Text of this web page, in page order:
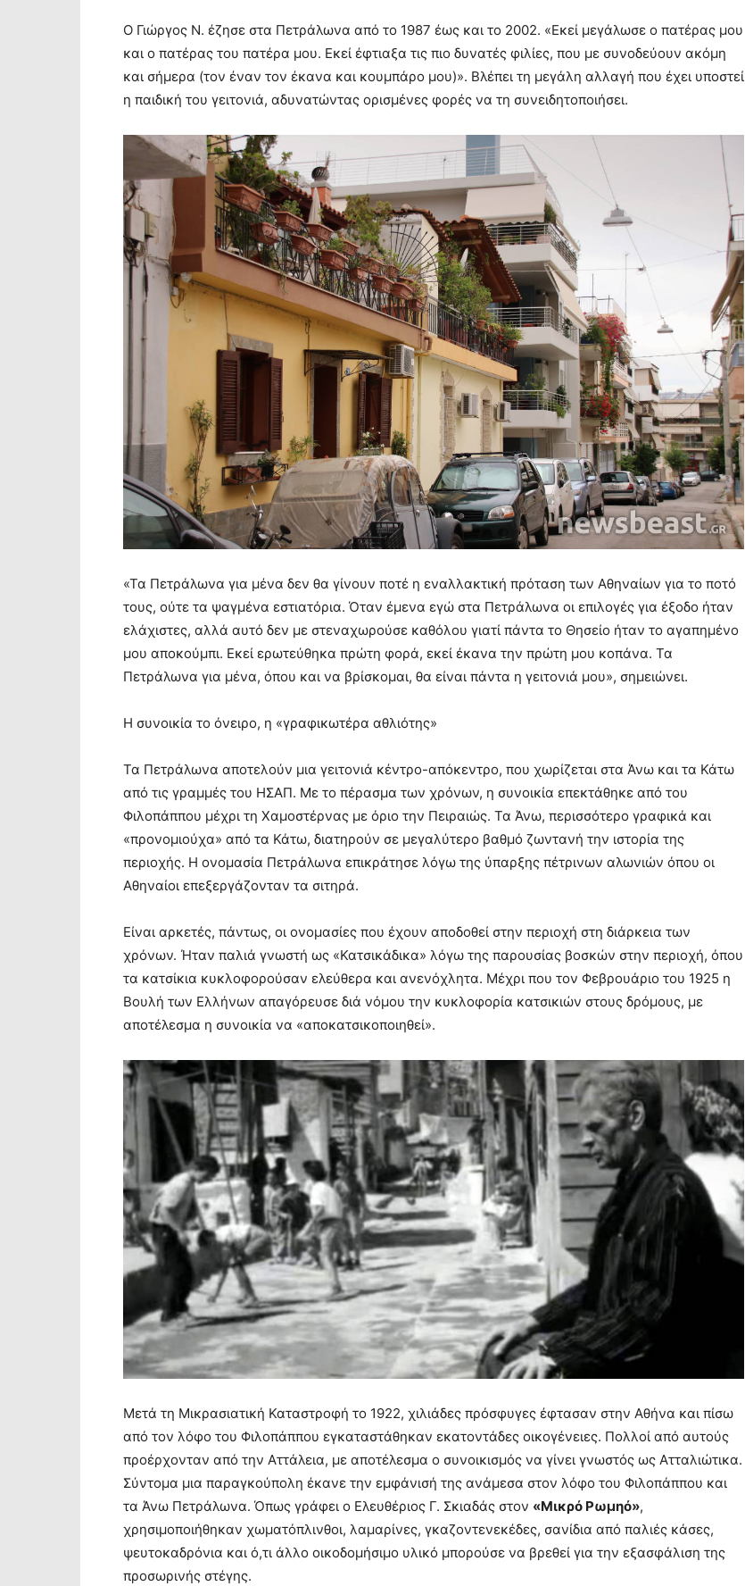
Ο Γιώργος Ν. έζησε στα Πετράλωνα από το 1987 έως και το 2002. «Εκεί μεγάλωσε ο πατέρας μου
και ο πατέρας του πατέρα μου. Εκεί έφτιαξα τις πιο δυνατές φιλίες, που με συνοδεύουν ακόμη
και σήμερα (τον έναν τον έκανα και κουμπάρο μου)». Βλέπει τη μεγάλη αλλαγή που έχει υποστεί
η παιδική του γειτονιά, αδυνατώντας ορισμένες φορές να τη συνειδητοποιήσει.
«Τα Πετράλωνα για μένα δεν θα γίνουν ποτέ η εναλλακτική πρόταση των Αθηναίων για το ποτό
τους, ούτε τα ψαγμένα εστιατόρια. Όταν έμενα εγώ στα Πετράλωνα οι επιλογές για έξοδο ήταν
ελάχιστες, αλλά αυτό δεν με στεναχωρούσε καθόλου γιατί πάντα το Θησείο ήταν το αγαπημένο
μου αποκούμπι. Εκεί ερωτεύθηκα πρώτη φορά, εκεί έκανα την πρώτη μου κοπάνα. Τα
Πετράλωνα για μένα, όπου και να βρίσκομαι, θα είναι πάντα η γειτονιά μου», σημειώνει.
Η συνοικία το όνειρο, η «γραφικωτέρα αθλιότης»
Τα Πετράλωνα αποτελούν μια γειτονιά κέντρο-απόκεντρο, που χωρίζεται στα Άνω και τα Κάτω
από τις γραμμές του ΗΣΑΠ. Με το πέρασμα των χρόνων, η συνοικία επεκτάθηκε από του
Φιλοπάππου μέχρι τη Χαμοστέρνας με όριο την Πειραιώς. Τα Άνω, περισσότερο γραφικά και
«προνομιούχα» από τα Κάτω, διατηρούν σε μεγαλύτερο βαθμό ζωντανή την ιστορία της
περιοχής. Η ονομασία Πετράλωνα επικράτησε λόγω της ύπαρξης πέτρινων αλωνιών όπου οι
Αθηναίοι επεξεργάζονταν τα σιτηρά.
Είναι αρκετές, πάντως, οι ονομασίες που έχουν αποδοθεί στην περιοχή στη διάρκεια των
χρόνων. Ήταν παλιά γνωστή ως «Κατσικάδικα» λόγω της παρουσίας βοσκών στην περιοχή, όπου
τα κατσίκια κυκλοφορούσαν ελεύθερα και ανενόχλητα. Μέχρι που τον Φεβρουάριο του 1925 η
Βουλή των Ελλήνων απαγόρευσε διά νόμου την κυκλοφορία κατσικιών στους δρόμους, με
αποτέλεσμα η συνοικία να «αποκατσικοποιηθεί».
Μετά τη Μικρασιατική Καταστροφή το 1922, χιλιάδες πρόσφυγες έφτασαν στην Αθήνα και πίσω
από τον λόφο του Φιλοπάππου εγκαταστάθηκαν εκατοντάδες οικογένειες. Πολλοί από αυτούς
προέρχονταν από την Αττάλεια, με αποτέλεσμα ο συνοικισμός να γίνει γνωστός ως Ατταλιώτικα.
Σύντομα μια παραγκούπολη έκανε την εμφάνισή της ανάμεσα στον λόφο του Φιλοπάππου και
τα Άνω Πετράλωνα. Όπως γράφει ο Eλευθέριος Γ. Σκιαδάς στον «Μικρό Ρωμηό»,
χρησιμοποιήθηκαν χωματόπλινθοι, λαμαρίνες, γκαζοντενεκέδες, σανίδια από παλιές κάσες,
ψευτοκαδρόνια και ό,τι άλλο οικοδομήσιμο υλικό μπορούσε να βρεθεί για την εξασφάλιση της
προσωρινής στέγης.